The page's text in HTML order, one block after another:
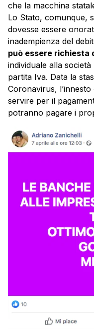
che la macchina
Lo Stato, comunque,
dovesse essere
inadempienza del
può essere richiesta
individuale alla
partita Iva. Data la
Coronavirus,
servire per il
potranno pagare i